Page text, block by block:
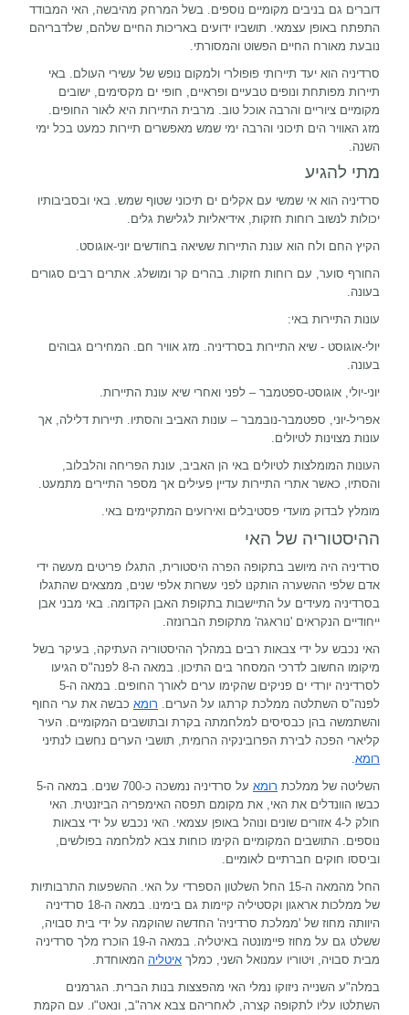
דוברים גם בניבים מקומיים נוספים. בשל המרחק מהיבשה, האי המבודד
התפתח באופן עצמאי. תושביו ידועים באריכות החיים שלהם, שלדבריהם
נובעת מאורח החיים הפשוט והמסורתי.
סרדיניה הוא יעד תיירותי פופולרי ולמקום נופש של עשירי העולם. באי
תיירות מפותחת ונופים טבעיים ופראיים, חופי ים מקסימים, ישובים
מקומיים ציוריים והרבה אוכל טוב. מרבית התיירות היא לאור החופים.
מזג האוויר הים תיכוני והרבה ימי שמש מאפשרים תיירות כמעט בכל ימי
השנה.
מתי להגיע
סרדיניה הוא אי שמשי עם אקלים ים תיכוני שטוף שמש. באי ובסביבותיו
יכולות לנשוב רוחות חזקות, אידיאליות לגלישת גלים.
הקיץ החם ולח הוא עונת התיירות ששיאה בחודשים יוני-אוגוסט.
החורף סוער, עם רוחות חזקות. בהרים קר ומושלג. אתרים רבים סגורים
בעונה.
עונות התיירות באי:
יולי-אוגוסט - שיא התיירות בסרדיניה. מזג אוויר חם. המחירים גבוהים
בעונה.
יוני-יולי, אוגוסט-ספטמבר – לפני ואחרי שיא עונת התיירות.
אפריל-יוני, ספטמבר-נובמבר – עונות האביב והסתיו. תיירות דלילה, אך
עונות מצוינות לטיולים.
העונות המומלצות לטיולים באי הן האביב, עונת הפריחה והלבלוב,
והסתיו, כאשר אתרי התיירות עדיין פעילים אך מספר התיירים מתמעט.
מומלץ לבדוק מועדי פסטיבלים ואירועים המתקיימים באי.
ההיסטוריה של האי
סרדיניה היה מיושב בתקופה הפרה היסטורית, התגלו פריטים מעשה ידי
אדם שלפי ההשערה הותקנו לפני עשרות אלפי שנים, ממצאים שהתגלו
בסרדיניה מעידים על התיישבות בתקופת האבן הקדומה. באי מבני אבן
ייחודיים הנקראים 'נוראגה' מתקופת הברונזה.
האי נכבש על ידי צבאות רבים במהלך ההיסטוריה העתיקה, בעיקר בשל
מיקומו החשוב לדרכי המסחר בים התיכון. במאה ה-8 לפנה"ס הגיעו
לסרדיניה יורדי ים פניקים שהקימו ערים לאורך החופים. במאה ה-5
לפנה"ס השתלטה ממלכת קרתגו על הערים. רומא כבשה את ערי החוף
והשתמשה בהן כבסיסים למלחמתה בקרת ובתושבים המקומיים. העיר
קליארי הפכה לבירת הפרובינקיה הרומית, תושבי הערים נחשבו לנתיני
רומא.
השליטה של ממלכת רומא
על סרדיניה נמשכה כ-700 שנים. במאה ה-5
כבשו הוונדלים את האי, את מקומם תפסה האימפריה הביזנטית. האי
חולק ל-4 אזורים שונים ונוהל באופן עצמאי. האי נכבש על ידי צבאות
נוספים. התושבים המקומיים הקימו כוחות צבא למלחמה בפולשים,
וביססו חוקים חברתיים לאומיים.
החל מהמאה ה-15 החל השלטון הספרדי על האי. ההשפעות התרבותיות
של ממלכות אראגון וקסטיליה קיימות גם בימינו. במאה ה-18 סרדיניה
היוותה מחוז של 'ממלכת סרדיניה' החדשה שהוקמה על ידי בית סבויה,
ששלט גם על מחוז פיימונטה באיטליה. במאה ה-19 הוכרז מלך סרדיניה
מבית סבויה, ויטוריו עמנואל השני, כמלך איטליה המאוחדת.
במלה"ע השנייה ניזוקו נמלי האי מהפצצות בנות הברית. הגרמנים
השתלטו עליו לתקופה קצרה, לאחריהם צבא ארה"ב, ונאט"ו. עם הקמת